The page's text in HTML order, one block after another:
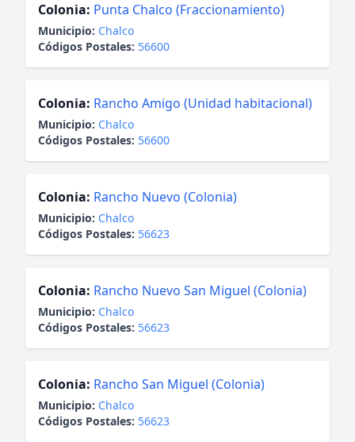
Colonia: Punta Chalco (Fraccionamiento)
Municipio: Chalco
Códigos Postales: 56600
Colonia: Rancho Amigo (Unidad habitacional)
Municipio: Chalco
Códigos Postales: 56600
Colonia: Rancho Nuevo (Colonia)
Municipio: Chalco
Códigos Postales: 56623
Colonia: Rancho Nuevo San Miguel (Colonia)
Municipio: Chalco
Códigos Postales: 56623
Colonia: Rancho San Miguel (Colonia)
Municipio: Chalco
Códigos Postales: 56623